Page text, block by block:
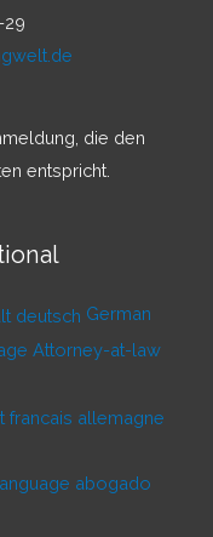
29
die den
entspricht.
German